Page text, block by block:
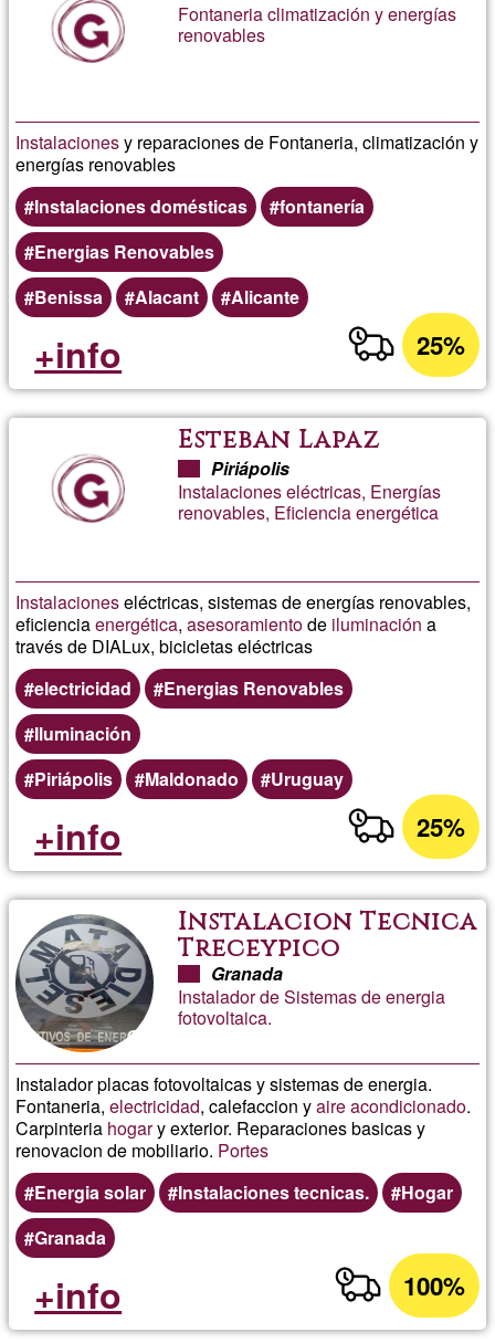
Fontaneria climatización y energías
renovables
Instalacionesy reparaciones de Fontaneria, climatización y
energías renovables
Instalaciones domésticas
fontanería
Energias Renovables
Benissa
Alacant Alicante
25%
+info
Esteban Lapaz
Piriápolis
Instalaciones eléctricas, Energías
renovables, Eficiencia energética
Instalacioneseléctricas, sistemas de energías renovables,
eficienciaenergética,asesoramientode iluminación a
través de DIALux, bicicletas eléctricas
electricidad
Energias Renovables
Iluminación
Piriápolis
Maldonado Uruguay
25%
+info
Instalacion Tecnica
Treceypico
Granada
Instalador de Sistemas de energia
fotovoltaica.
Instalador placas fotovoltaicas y sistemas de energia.
Fontaneria,electricidad, calefaccion yaire acondicionado.
Carpinteria hogary exterior. Reparaciones basicas y
renovacion de mobiliario. Portes
Energia solar
Instalaciones tecnicas.
Hogar
Granada
100%
+info